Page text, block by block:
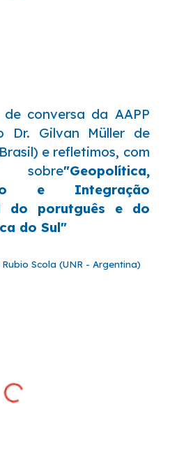
de conversa da AAPP
Dr. Gilvan Müller de
e refletimos, com
"Geopolítica,
e Integração
do porutguês e do
do Sul"
Scola (UNR - Argentina)